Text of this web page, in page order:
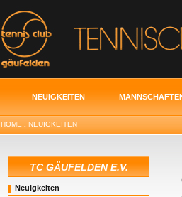
NEUIGKEITEN
HOME NEUIGKEITEN
TC GÄUFELDEN E.V.
Neuigkeiten